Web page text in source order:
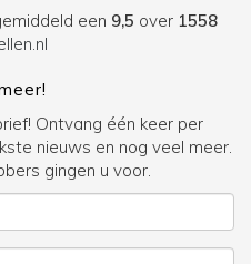
een 9,5 over 1558
Ontvang één keer per
nieuws en nog veel meer.
gingen u voor.